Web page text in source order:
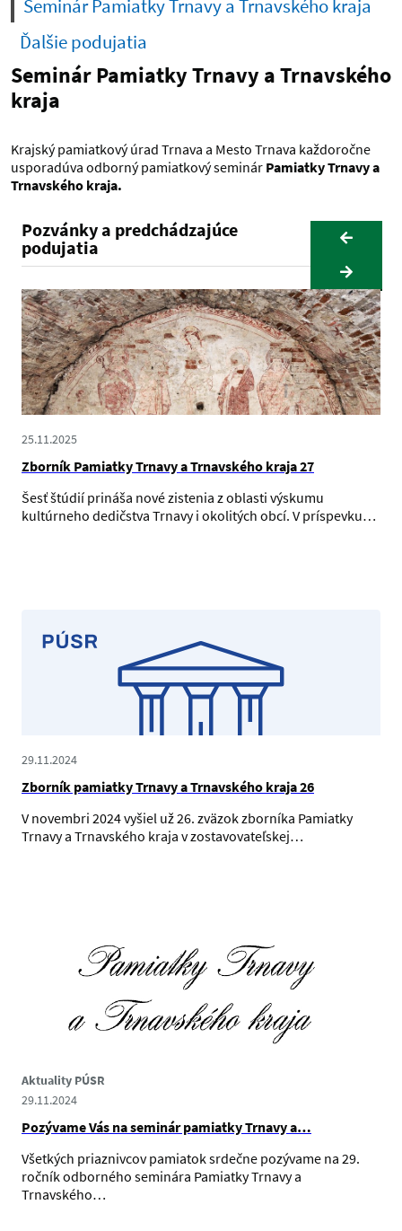
Seminár Pamiatky Trnavy a Trnavského kraja
Ďalšie podujatia
Seminár Pamiatky Trnavy a Trnavského
kraja
Krajský pamiatkový úrad Trnava a Mesto Trnava každoročne
usporadúva odborný pamiatkový seminár Pamiatky Trnavy a
Trnavského kraja.
Pozvánky a predchádzajúce
podujatia
25.11.2025
Zborník Pamiatky Trnavy a Trnavského kraja 27
Šesť štúdií prináša nové zistenia z oblasti výskumu
kultúrneho dedičstva Trnavy i okolitých obcí. V príspevku…
29.11.2024
Zborník pamiatky Trnavy a Trnavského kraja 26
V novembri 2024 vyšiel už 26. zväzok zborníka Pamiatky
Trnavy a Trnavského kraja v zostavovateľskej…
Aktuality PÚSR
29.11.2024
Pozývame Vás na seminár pamiatky Trnavy a…
Všetkých priaznivcov pamiatok srdečne pozývame na 29.
ročník odborného seminára Pamiatky Trnavy a
Trnavského…